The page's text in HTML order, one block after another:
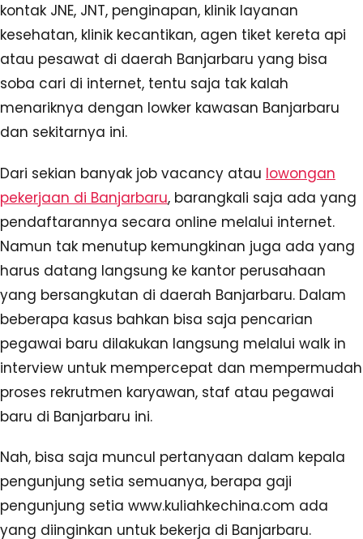
kontak JNE, JNT, penginapan, klinik layanan
kesehatan, klinik kecantikan, agen tiket kereta api
atau pesawat di daerah Banjarbaru yang bisa
soba cari di internet, tentu saja tak kalah
menariknya dengan lowker kawasan Banjarbaru
dan sekitarnya ini.
Dari sekian banyak job vacancy atau lowongan
pekerjaan di Banjarbaru, barangkali saja ada yang
pendaftarannya secara online melalui internet.
Namun tak menutup kemungkinan juga ada yang
harus datang langsung ke kantor perusahaan
yang bersangkutan di daerah Banjarbaru. Dalam
beberapa kasus bahkan bisa saja pencarian
pegawai baru dilakukan langsung melalui walk in
interview untuk mempercepat dan mempermudah
proses rekrutmen karyawan, staf atau pegawai
baru di Banjarbaru ini.
Nah, bisa saja muncul pertanyaan dalam kepala
pengunjung setia semuanya, berapa gaji
pengunjung setia www.kuliahkechina.com ada
yang diinginkan untuk bekerja di Banjarbaru.